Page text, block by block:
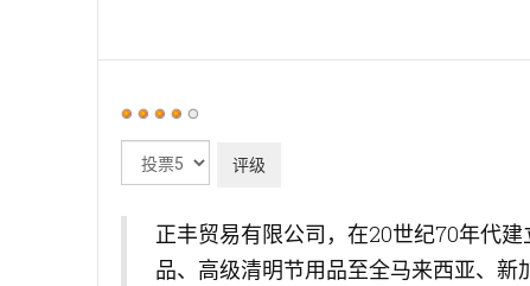
用
评
正丰贸易有限公司，在20世纪70年代
品、高级清明节用品至全马来西亚、新